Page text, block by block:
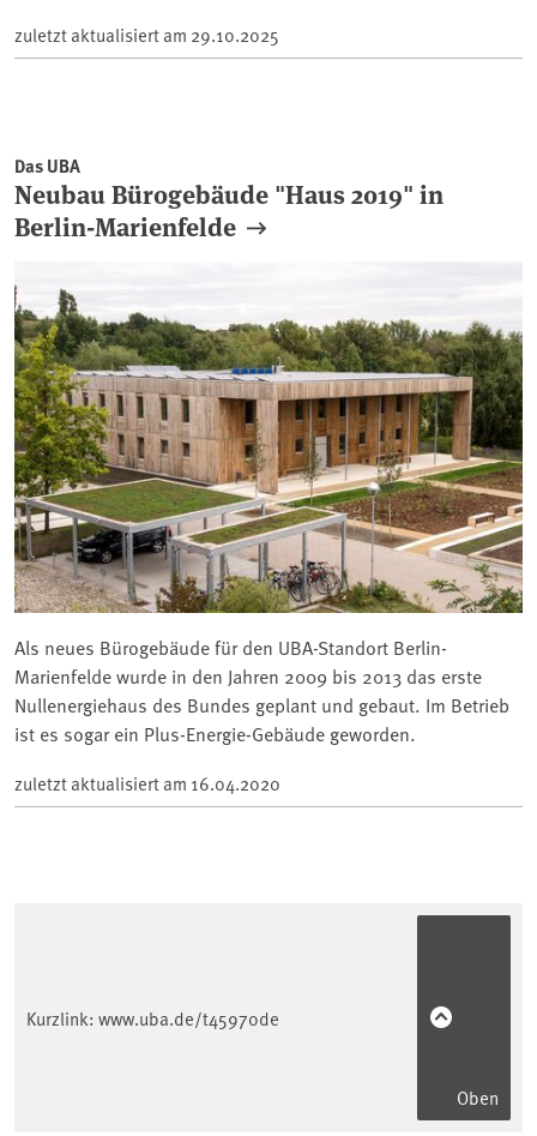
zuletzt aktualisiert am 29.10.2025
Das UBA
Neubau Bürogebäude "Haus 2019" in
Berlin-Marienfelde
Als neues Bürogebäude für den UBA-Standort Berlin-
Marienfelde wurde in den Jahren 2009 bis 2013 das erste
Nullenergiehaus des Bundes geplant und gebaut. Im Betrieb
ist es sogar ein Plus-Energie-Gebäude geworden.
zuletzt aktualisiert am 16.04.2020
Kurzlink: www.uba.de/t45970de
Oben